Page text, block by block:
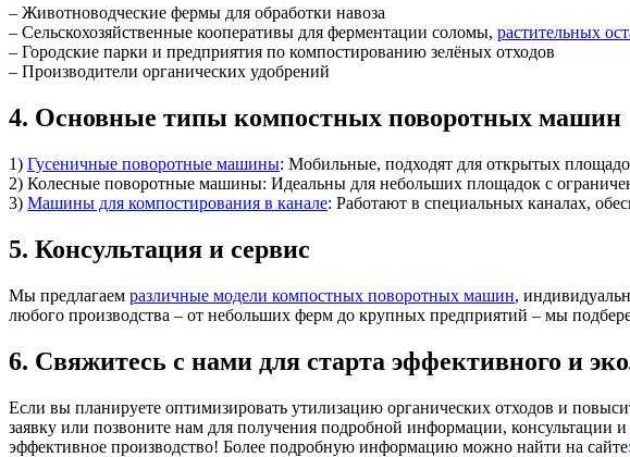
– Животноводческие фермы для обработки навоза
– Сельскохозяйственные кооперативы для ферментации соломы, растительных
– Городские парки и предприятия по компостированию зелёных отходов
– Производители органических удобрений
4. Основные типы компостных поворотных машин
1) Гусеничные поворотные машины: Мобильные, подходят для открытых
2) Колесные поворотные машины: Идеальны для небольших площадок с
3) Машины для компостирования в канале: Работают в специальных каналах,
5. Консультация и сервис
Мы предлагаем различные модели компостных поворотных машин,
любого производства – от небольших ферм до крупных предприятий – мы
6. Свяжитесь с нами для старта эффективного и
Если вы планируете оптимизировать утилизацию органических отходов и
заявку или позвоните нам для получения подробной информации,
эффективное производство! Более подробную информацию можно найти на сайте: